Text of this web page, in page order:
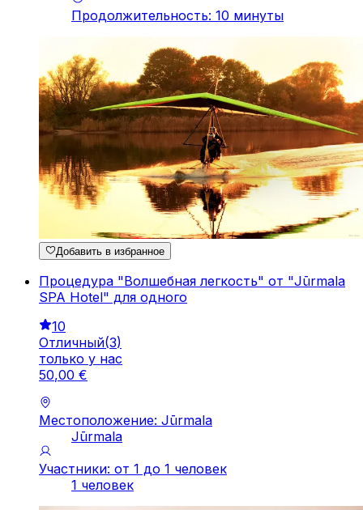
Продолжительность: 10 минуты
Добавить в избранное
Процедура "Волшебная легкость" от "Jūrmala
SPA Hotel" для одного
10
Отличный(3)
только у нас
50,00 €
Местоположение: Jūrmala
Jūrmala
Участники: от 1 до 1 человек
1 человек